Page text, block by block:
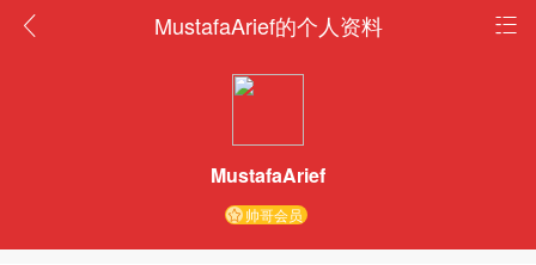
MustafaArief的个人资料
MustafaArief
帅哥会员